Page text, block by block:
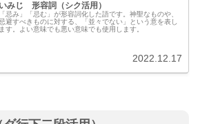
いみじ 形容詞（シク活用）
「忌み」「忌む」が形容詞化した語です。神聖なものや、
避すべきものに対する、「並々でない」という意を表し
ます。よい意味でも悪い意味でも使用します。
2022.12.17